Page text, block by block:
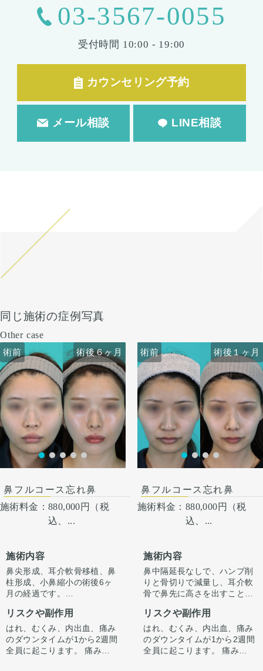
03-3567-0055
受付時間 10:00 - 19:00
カウンセリング予約
メール相談 LINE相談
同じ施術の症例写真
Other case
術前 術後６ヶ月 術前 術後６ヶ月
鼻フルコース忘れ鼻
施術料金： 880,000円（税
込、...
施術内容
鼻尖形成、耳介軟骨移植、鼻
柱形成、小鼻縮小の術後6ヶ
月の経過です。
ストラット＋耳介軟骨移植で
鼻先に高さを出し、ハンプの
尾側に粉砕軟骨をいれ横から
のラインを整えています。
リスクや副作用
はれ、むくみ、内出血、痛み
のダウンタイムが1から2週間
全員に起こります。 痛みは3
術前
術後１ヶ月
術前 術後１ヶ月
鼻フルコース忘れ鼻
施術料金： 880,000円（税
込、...
施術内容
鼻中隔延長なしで、ハンプ削
りと骨切りで減量し、耳介軟
骨で鼻先に高さを出すことで
正面から見たときもすっきり
するよう整えています。
リスクや副作用
はれ、むくみ、内出血、痛み
のダウンタイムが1から2週間
全員に起こります。 痛みは3